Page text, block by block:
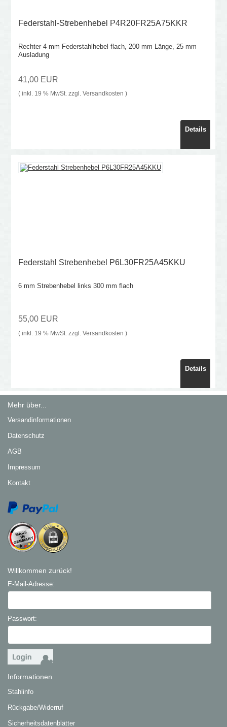
Federstahl-Strebenhebel P4R20FR25A75KKR
Rechter 4 mm Federstahlhebel flach, 200 mm Länge, 25 mm
Ausladung
41,00 EUR
( inkl. 19 % MwSt. zzgl. Versandkosten )
Details
Federstahl Strebenhebel P6L30FR25A45KKU
6 mm Strebenhebel links 300 mm flach
55,00 EUR
( inkl. 19 % MwSt. zzgl. Versandkosten )
Details
Mehr über...
Versandinformationen
Datenschutz
AGB
Impressum
Kontakt
Willkommen zurück!
E-Mail-Adresse:
Passwort:
Informationen
Stahlinfo
Rückgabe/Widerruf
Sicherheitsdatenblätter